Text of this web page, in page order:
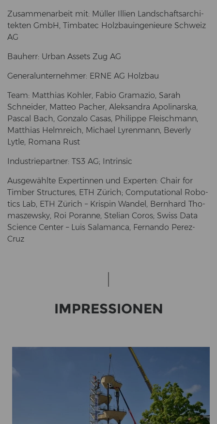
Zu­sam­men­ar­beit mit: Mül­ler Il­li­en Land­schafts­ar­chi­
tek­ten GmbH, Tim­ba­tec Holz­bau­in­ge­nieu­re Schweiz
AG
Bau­herr: Urban As­sets Zug AG
Ge­ne­ral­un­ter­neh­mer: ERNE AG Holz­bau
Team: Mat­thi­as Koh­ler, Fabio Grama­zio, Sarah
Schnei­der, Matteo Pa­cher, Alek­san­dra Apo­li­nars­ka,
Pas­cal Bach, Gon­za­lo Casas, Phil­ip­pe Fleisch­mann,
Mat­thi­as Helm­reich, Mi­cha­el Ly­ren­mann, Be­ver­ly
Lytle, Ro­ma­na Rust
In­dus­trie­part­ner: TS3 AG; In­trin­sic
Aus­ge­wähl­te Ex­per­tin­nen und Ex­per­ten: Chair for
Tim­ber Struc­tu­res, ETH Zü­rich; Com­pu­ta­tio­nal Ro­bo­
tics Lab, ETH Zü­rich – Kris­pin Wan­del, Bern­hard Tho­
maszew­sky, Roi Poran­ne, Ste­li­an Coros; Swiss Data
Sci­ence Cen­ter – Luis Sa­la­man­ca, Fer­nan­do Perez-​​
Cruz
IM­PRES­SIO­NEN